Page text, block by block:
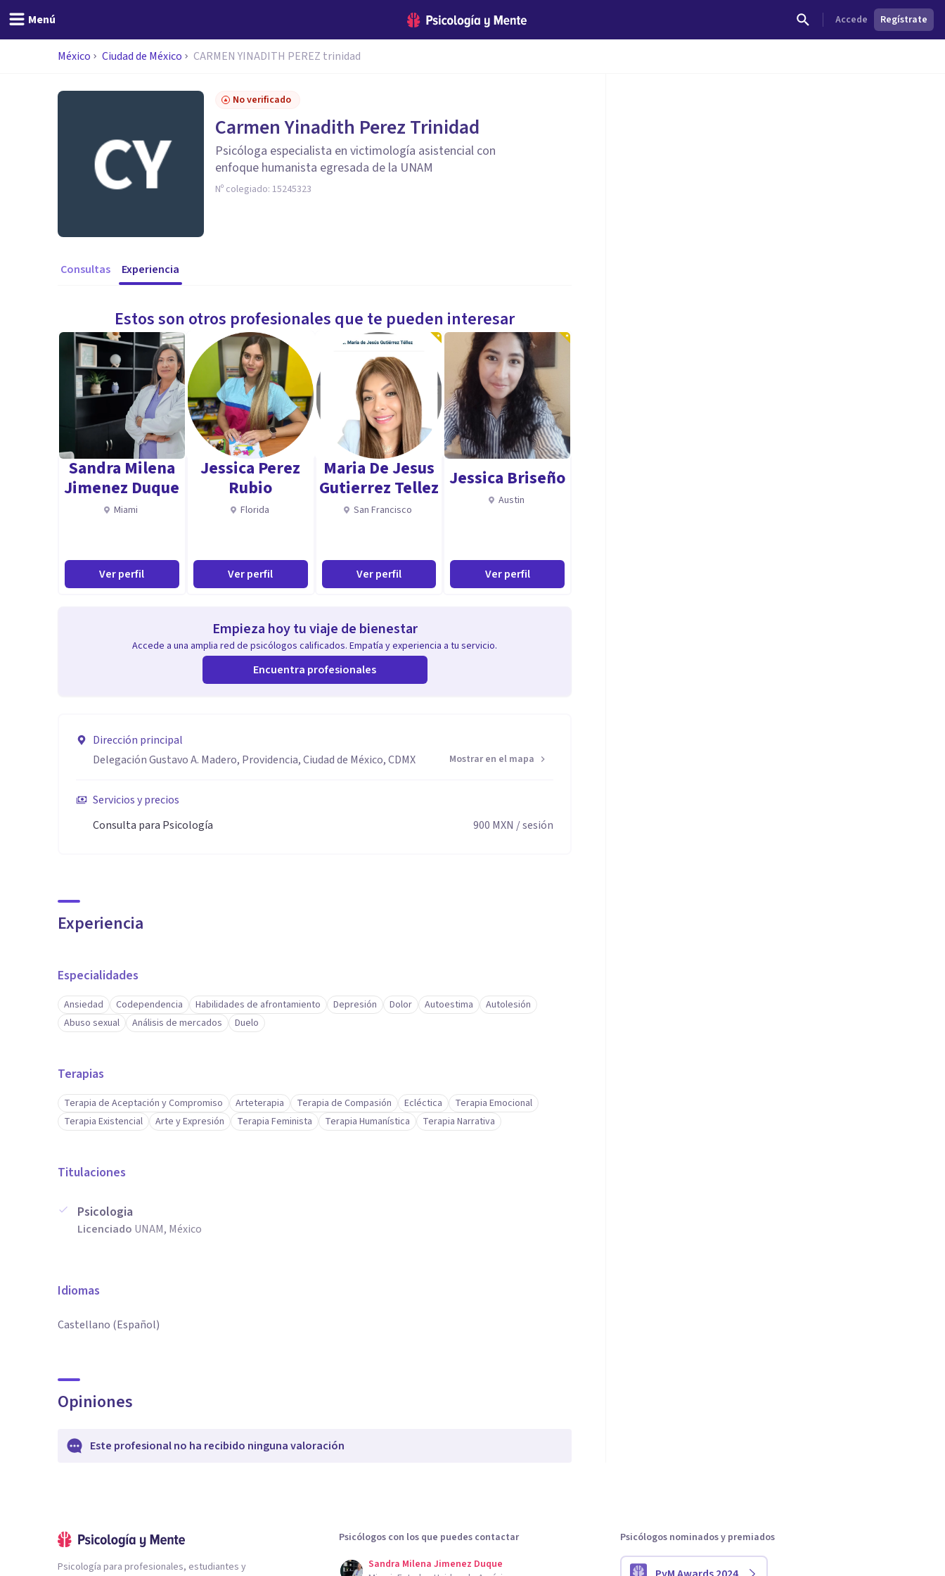
Menú Accede Regístrate
México Ciudad de México CARMEN YINADITH PEREZ trinidad
No verificado
Carmen Yinadith Perez Trinidad
Psicóloga especialista en victimología asistencial con
enfoque humanista egresada de la UNAM
Nº colegiado: 15245323
Consultas Experiencia
Estos son otros profesionales que te pueden interesar
Sandra Milena
Jimenez Duque
Miami
Ver perfil
Jessica Perez
Rubio
Florida
Ver perfil
Maria De Jesus
Gutierrez Tellez
San Francisco
Ver perfil
Jessica Briseño
Austin
Ver perfil
Empieza hoy tu viaje de bienestar
Accede a una amplia red de psicólogos calificados. Empatía y experiencia a tu servicio.
Encuentra profesionales
Dirección principal
Delegación Gustavo A. Madero, Providencia, Ciudad de México, CDMX
Mostrar en el mapa
Servicios y precios
Consulta para Psicología
900 MXN / sesión
Experiencia
Especialidades
Ansiedad Codependencia Habilidades de afrontamiento Depresión Dolor Autoestima
Autolesión
Abuso sexual
Análisis de mercados Duelo
Terapias
Terapia de Aceptación y Compromiso Arteterapia Terapia de Compasión Ecléctica
Terapia Emocional
Terapia Existencial
Arte y Expresión Terapia Feminista Terapia Humanística Terapia Narrativa
Titulaciones
Psicologia
Licenciado UNAM, México
Idiomas
Castellano (Español)
Opiniones
Este profesional no ha recibido ninguna valoración
Psicología para profesionales, estudiantes y
Psicólogos con los que puedes contactar
Sandra Milena Jimenez Duque
Psicólogos nominados y premiados